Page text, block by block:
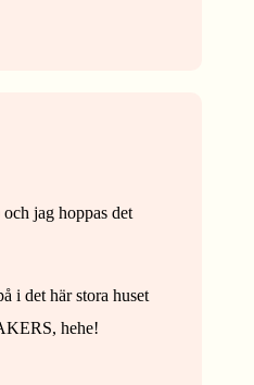
jag hoppas det
i det här stora huset
hehe!